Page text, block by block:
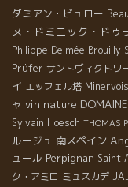
ダミアン・ビュロー
ヌ・ドミニック・ドゥ
Philippe Delmée Brouilly
Prϋfer サントヴィクトワ
イ エッフェル塔 Minervois
ャ vin nature
Sylvain Hoesch THOMAS
ルージュ 南スペイン
ュール Perpignan Saint
ク・アミロ ミュスカデ